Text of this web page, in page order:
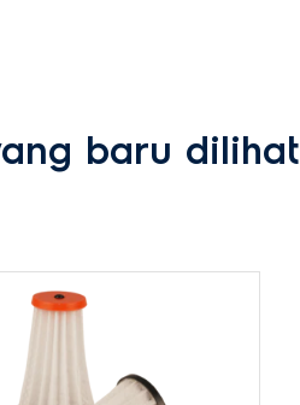
baru dilihat